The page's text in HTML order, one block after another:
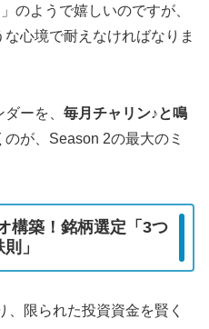
のようで嬉しいのですが、
心境で耐えなければなりま
ーを、 毎月チャリン♪と鳴
のが、Season 2の最大のミ
構築！銘柄選定「3つ
」
、限られた投資資金を賢く